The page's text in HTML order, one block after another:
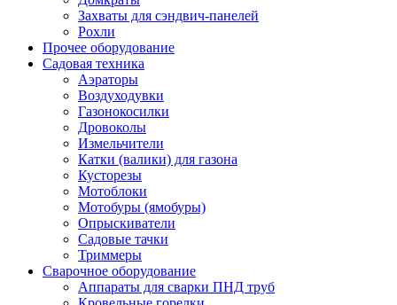
Захваты для сэндвич-панелей
Рохли
Прочее оборудование
Садовая техника
Аэраторы
Воздуходувки
Газонокосилки
Дровоколы
Измельчители
Катки (валики) для газона
Кусторезы
Мотоблоки
Мотобуры (ямобуры)
Опрыскиватели
Садовые тачки
Триммеры
Сварочное оборудование
Аппараты для сварки ПНД труб